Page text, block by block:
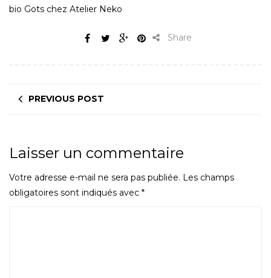
bio Gots chez Atelier Neko
Share
PREVIOUS POST
Laisser un commentaire
Votre adresse e-mail ne sera pas publiée. Les champs
obligatoires sont indiqués avec *